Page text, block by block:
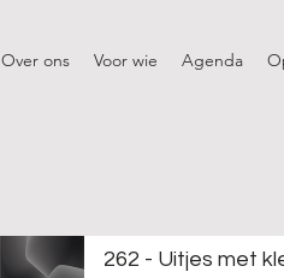
Over ons Voor wie Agenda
262 - Uitjes met